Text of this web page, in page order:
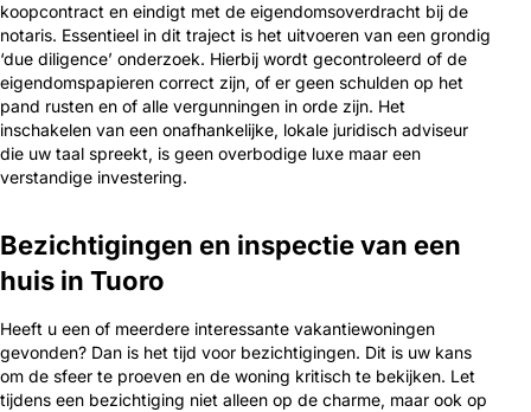
koopcontract en eindigt met de eigendomsoverdracht bij de
notaris. Essentieel in dit traject is het uitvoeren van een grondig
‘due diligence’ onderzoek. Hierbij wordt gecontroleerd of de
eigendomspapieren correct zijn, of er geen schulden op het
pand rusten en of alle vergunningen in orde zijn. Het
inschakelen van een onafhankelijke, lokale juridisch adviseur
die uw taal spreekt, is geen overbodige luxe maar een
verstandige investering.
Bezichtigingen en inspectie van een
huis in Tuoro
Heeft u een of meerdere interessante vakantiewoningen
gevonden? Dan is het tijd voor bezichtigingen. Dit is uw kans
om de sfeer te proeven en de woning kritisch te bekijken. Let
tijdens een bezichtiging niet alleen op de charme, maar ook op